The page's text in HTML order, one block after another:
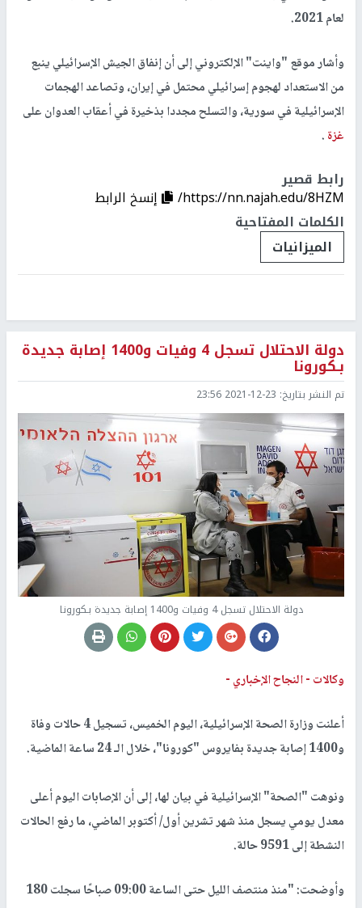
لعام 2021.
وأشار موقع "واينت" الإلكتروني إلى أن إنفاق الجيش الإسرائيلي ينبع
من الاستعداد لهجوم إسرائيلي محتمل في إيران، وتصاعد الهجمات
الإسرائيلية في سورية، والتسلح مجددا بذخيرة في أعقاب العدوان على
غزة.
رابط قصير
https://nn.najah.edu/8HZM/
إنسخ الرابط
الكلمات المفتاحية
الميزانيات
دولة الاحتلال تسجل 4 وفيات و1400 إصابة جديدة
بـكورونا
تم النشر بتاريخ: 2021-12-23 23:56
دولة الاحتلال تسجل 4 وفيات و1400 إصابة جديدة بـكورونا
وكالات -النجاح الإخباري -
أعلنت وزارة الصحة الإسرائيلية، اليوم الخميس، تسجيل 4 حالات وفاة
و1400 إصابة جديدة بفايروس "كورونا"، خلال الـ 24 ساعة الماضية.
ونوهت "الصحة" الإسرائيلية في بيان لها، إلى أن الإصابات اليوم أعلى
معدل يومي يسجل منذ شهر تشرين أول/ أكتوبر الماضي، ما رفع الحالات
النشطة إلى 9591 حالة.
وأوضحت: "منذ منتصف الليل حتى الساعة 09:00 صباحًا سجلت 180